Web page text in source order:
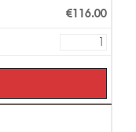
€116.00